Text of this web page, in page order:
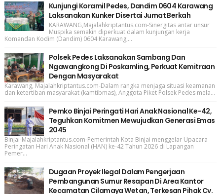
Kunjungi Koramil Pedes, Dandim 0604 Karawang
Laksanakan Kunker Disertai Jumat Berkah
KARAWANG,Majalahkriptantus.com-Sinergitas antar unsur
Muspika semakin diperkuat dalam kunjungan kerja
Komandan Kodim (Dandim) 0604 Karawang,...
Polsek Pedes Laksanakan Sambang Dan
Ngawangkong Di Poskamling, Perkuat Kemitraan
Dengan Masyarakat
Karawang, Majalahkriptantus.com-Dalam rangka menjaga situasi keamanan
dan ketertiban masyarakat (kamtibmas), Anggota Piket Polsek Pedes mela...
Pemko Binjai Peringati Hari Anak Nasional Ke-42,
Teguhkan Komitmen Mewujudkan Generasi Emas
2045
Binjai-Majalahkriptantus.com-Pemerintah Kota Binjai menggelar Upacara
Peringatan Hari Anak Nasional (HAN) ke-42 Tahun 2026 di Lapangan
Pemer...
Dugaan Proyek Ilegal Dalam Pengerjaan
Pembangunan Sumur Resapan Di Area Kantor
Kecamatan Cilamaya Wetan, Terkesan Pihak Cv.